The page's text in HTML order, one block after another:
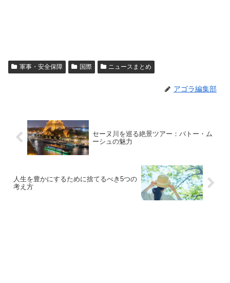
軍事・安全保障 国際 ニュースまとめ
アゴラ編集部
セーヌ川を巡る絶景ツアー：バトー・ム
ーシュの魅力
人生を豊かにするために捨てるべき5つの
考え方